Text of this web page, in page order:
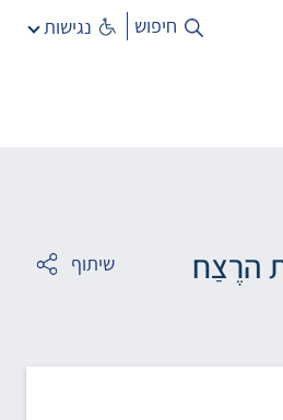
חיפוש נגישות
הרֶצַח
שיתוף